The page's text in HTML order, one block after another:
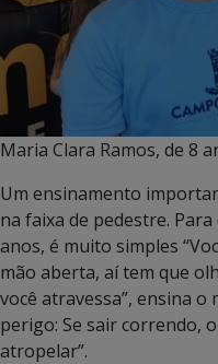
Maria Clara Ramos, de 8
Um ensinamento
na faixa de pedestre.
anos, é muito simples
mão aberta, aí tem que
você atravessa”, ensina
perigo: Se sair correndo,
atropelar”.